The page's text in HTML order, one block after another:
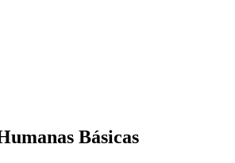
Básicas